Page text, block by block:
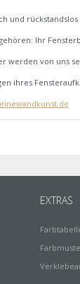
und
Ihr
werden von uns
ihres
EXTRAS